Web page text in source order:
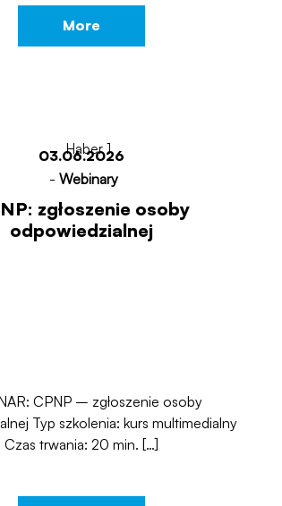
More
03.06.2026
- Webinary
zgłoszenie osoby
odpowiedzialnej
CPNP – zgłoszenie osoby
Typ szkolenia: kurs multimedialny
Czas trwania: 20 min. […]